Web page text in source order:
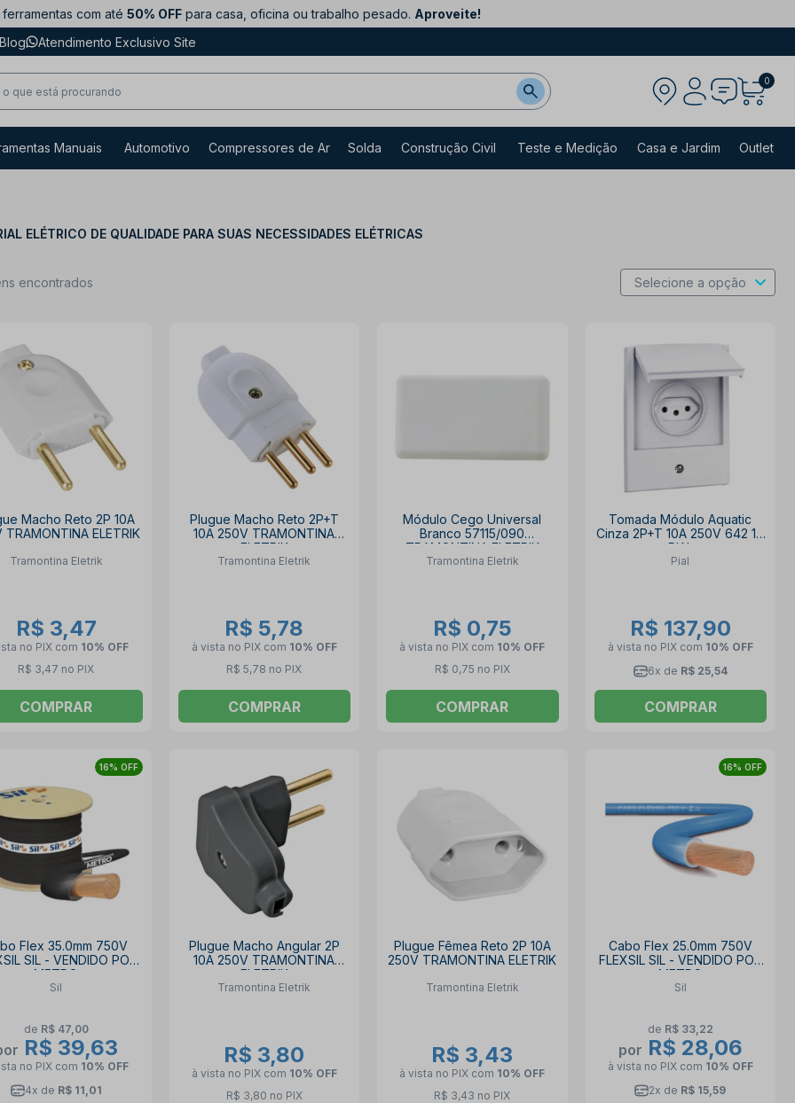
ferramentas com até 50% OFF para casa, oficina ou trabalho pesado. Aproveite!
Blog Atendimento Exclusivo Site
0
Manuais Automotivo Compressores de Ar Solda Construção Civil Teste e Medição Casa e Jardim Outlet
ELÉTRICO DE QUALIDADE PARA SUAS NECESSIDADES ELÉTRICAS
encontrados
Macho Reto 2P 10A
TRAMONTINA ELETRIK
Tramontina Eletrik
R$ 3,47
no PIX com 10% OFF
R$ 3,47 no PIX
COMPRAR
Plugue Macho Reto 2P+T
10A 250V TRAMONTINA
ELETRIK
Tramontina Eletrik
R$ 5,78
à vista no PIX com 10% OFF
R$ 5,78 no PIX
COMPRAR
Módulo Cego Universal
Branco 57115/090
TRAMONTINA ELETRIK
Tramontina Eletrik
R$ 0,75
à vista no PIX com 10% OFF
R$ 0,75 no PIX
COMPRAR
Tomada Módulo Aquatic
Cinza 2P+T 10A 250V 642 18
PIAL
Pial
R$ 137,90
à vista no PIX com 10% OFF
6x de R$ 25,54
COMPRAR
16% OFF
Flex 35.0mm 750V
SIL - VENDIDO POR
METRO
Sil
de R$ 47,00
R$ 39,63
no PIX com 10% OFF
4x de R$ 11,01
Plugue Macho Angular 2P
10A 250V TRAMONTINA
ELETRIK
Tramontina Eletrik
R$ 3,80
à vista no PIX com 10% OFF
R$ 3,80 no PIX
Plugue Fêmea Reto 2P 10A
250V TRAMONTINA ELETRIK
Tramontina Eletrik
R$ 3,43
à vista no PIX com 10% OFF
R$ 3,43 no PIX
16% OFF
Cabo Flex 25.0mm 750V
FLEXSIL SIL - VENDIDO POR
METRO
Sil
de R$ 33,22
por R$ 28,06
à vista no PIX com 10% OFF
2x de R$ 15,59